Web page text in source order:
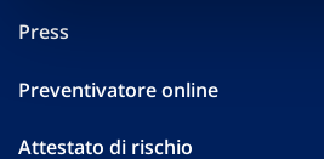
Press
Preventivatore online
Attestato di rischio